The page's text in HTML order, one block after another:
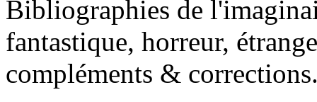
Bibliographies de
fantastique, horreur,
compléments &